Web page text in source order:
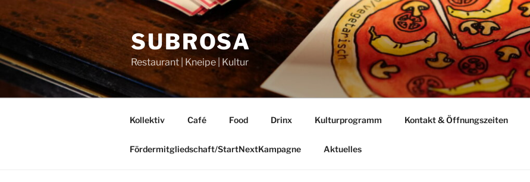
Inhalt
springen
SUBROSA
Restaurant | Kneipe | Kultur
Kollektiv Café Food Drinx Kulturprogramm Kontakt & Öffnungszeiten
Fördermitgliedschaft/StartNextKampagne Aktuelles